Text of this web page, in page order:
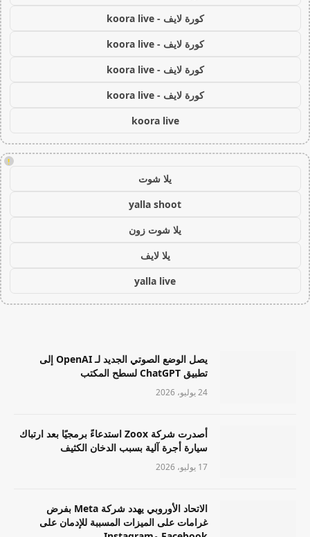
كورة لايف - koora live
كورة لايف - koora live
كورة لايف - koora live
كورة لايف - koora live
koora live
!
يلا شوت
yalla shoot
يلا شوت زون
يلا لايف
yalla live
يصل الوضع الصوتي الجديد لـ OpenAI إلى
تطبيق ChatGPT لسطح المكتب
24 يوليو، 2026
أصدرت شركة Zoox استدعاءً برمجيًا بعد ارتباك
سيارة أجرة آلية بسبب الدخان الكثيف
17 يوليو، 2026
الاتحاد الأوروبي يهدد شركة Meta بفرض
غرامات على الميزات المسببة للإدمان على